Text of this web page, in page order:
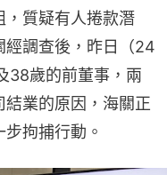
，質疑有人捲款潛
經調查後，昨日（24
38歲的前董事，兩
業的原因，海關正
拘捕行動。